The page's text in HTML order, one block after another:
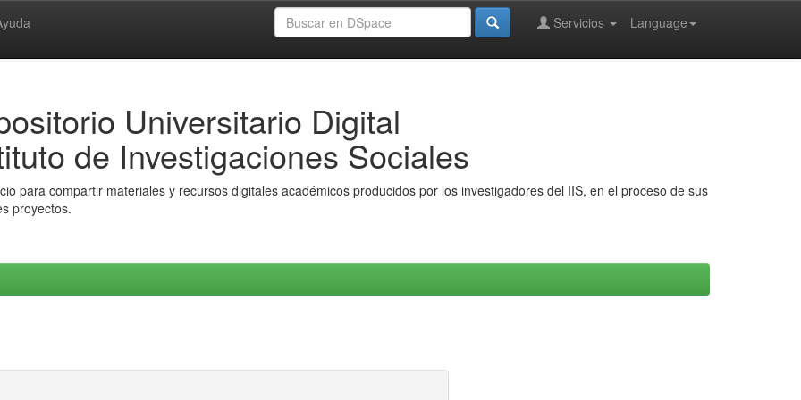
Language
Servicios
Universitario Digital
de Investigaciones Sociales
para compartir materiales y recursos digitales académicos producidos por los investigadores del IIS, en el proceso de sus
proyectos.